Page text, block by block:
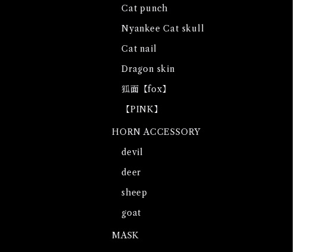
Cat punch
Nyankee Cat skull
Cat nail
Dragon skin
狐面【fox】
【PINK】
HORN ACCESSORY
devil
deer
sheep
goat
MASK